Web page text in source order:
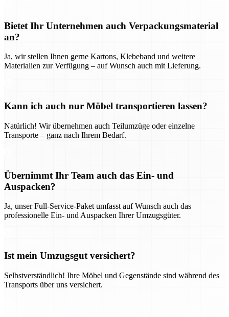
Bietet Ihr Unternehmen auch Verpackungsmaterial
an?
Ja, wir stellen Ihnen gerne Kartons, Klebeband und weitere
Materialien zur Verfügung – auf Wunsch auch mit Lieferung.
Kann ich auch nur Möbel transportieren lassen?
Natürlich! Wir übernehmen auch Teilumzüge oder einzelne
Transporte – ganz nach Ihrem Bedarf.
Übernimmt Ihr Team auch das Ein- und
Auspacken?
Ja, unser Full-Service-Paket umfasst auf Wunsch auch das
professionelle Ein- und Auspacken Ihrer Umzugsgüter.
Ist mein Umzugsgut versichert?
Selbstverständlich! Ihre Möbel und Gegenstände sind während des
Transports über uns versichert.